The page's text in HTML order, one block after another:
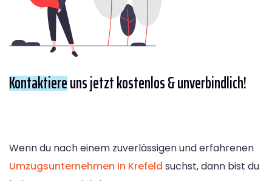
Kontaktiereuns jetzt kostenlos & unverbindlich!
Wenn du nach einem zuverlässigen und erfahrenen
Umzugsunternehmen in Krefeld suchst, dann bist du